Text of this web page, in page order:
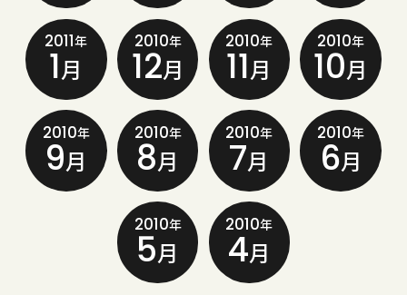
2011年
1月
2010年
12月
2010年
11月
2010年
10月
2010年
9月
2010年
8月
2010年
7月
2010年
6月
2010年
5月
2010年
4月